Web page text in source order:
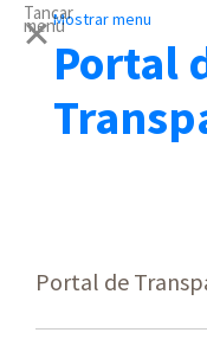
Mostrar menu
Portal
Tancar
menu
Portal de